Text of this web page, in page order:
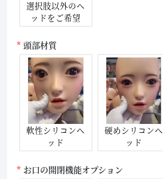
選択肢以外のヘ
ッドをご希望
頭部材質
軟性シリコンヘ
ッド
硬めシリコンヘ
ッド
お口の開閉機能オプション